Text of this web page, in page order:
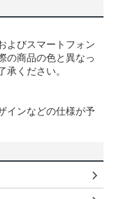
よびスマートフォン
の商品の色と異なっ
ください。
インなどの仕様が予